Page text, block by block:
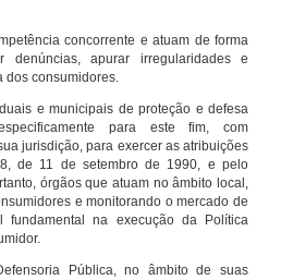
concorrente e atuam de forma
denúncias, apurar irregularidades e
dos consumidores.
e municipais de proteção e defesa
para este fim, com
jurisdição, para exercer as atribuições
de 11 de setembro de 1990, e pelo
órgãos que atuam no âmbito local,
e monitorando o mercado de
fundamental na execução da Política
Pública, no âmbito de suas